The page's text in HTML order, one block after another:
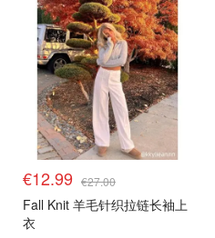
€12.99 €27.00
Fall Knit 羊毛针织拉链长袖上
衣